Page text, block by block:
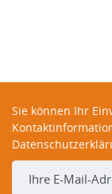
Sie können Ihr